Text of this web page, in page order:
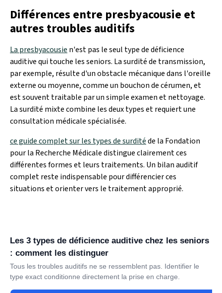
Différences entre presbyacousie et
autres troubles auditifs
La presbyacousie n'est pas le seul type de déficience
auditive qui touche les seniors. La surdité de transmission,
par exemple, résulte d'un obstacle mécanique dans l'oreille
externe ou moyenne, comme un bouchon de cérumen, et
est souvent traitable par un simple examen et nettoyage.
La surdité mixte combine les deux types et requiert une
consultation médicale spécialisée.
ce guide complet sur les types de surditéde la Fondation
pour la Recherche Médicale distingue clairement ces
différentes formes et leurs traitements. Un bilan auditif
complet reste indispensable pour différencier ces
situations et orienter vers le traitement approprié.
Les 3 types de déficience auditive chez les seniors
: comment les distinguer
Tous les troubles auditifs ne se ressemblent pas. Identifier le
type exact conditionne directement la prise en charge.